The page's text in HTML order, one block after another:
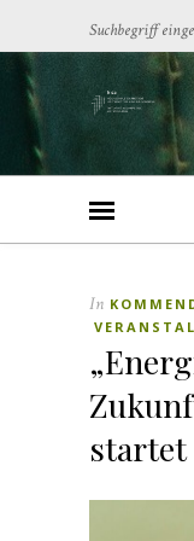
In
startet